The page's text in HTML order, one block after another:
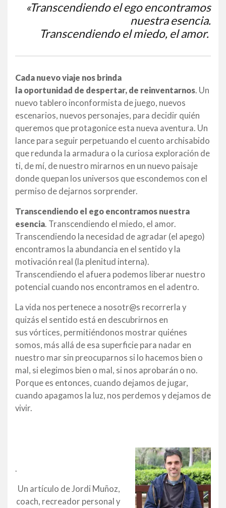
«Transcendiendo el ego encontramos
nuestra esencia.
Transcendiendo el miedo, el amor.
Cada nuevo viaje nos brinda
la oportunidad de despertar, de reinventarnos. Un
nuevo tablero inconformista de juego, nuevos
escenarios, nuevos personajes, para decidir quién
queremos que protagonice esta nueva aventura. Un
lance para seguir perpetuando el cuento archisabido
que redunda la armadura o la curiosa exploración de
ti, de mí, de nuestro mirarnos en un nuevo paisaje
donde quepan los universos que escondemos con el
permiso de dejarnos sorprender.
Transcendiendo el ego encontramos nuestra
esencia. Transcendiendo el miedo, el amor.
Transcendiendo la necesidad de agradar (el apego)
encontramos la abundancia en el sentido y la
motivación real (la plenitud interna).
Transcendiendo el afuera podemos liberar nuestro
potencial cuando nos encontramos en el adentro.
La vida nos pertenece a nosotr@s recorrerla y
quizás el sentido está en descubrirnos en
sus vórtices, permitiéndonos mostrar quiénes
somos, más allá de esa superficie para nadar en
nuestro mar sin preocuparnos si lo hacemos bien o
mal, si elegimos bien o mal, si nos aprobarán o no.
Porque es entonces, cuando dejamos de jugar,
cuando apagamos la luz, nos perdemos y dejamos de
vivir.
.
Un artículo de Jordi Muñoz,
coach, recreador personal y